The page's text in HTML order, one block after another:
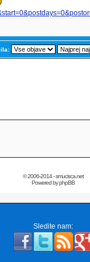
© 2006-2014 - smucisca.net
Powered by phpBB
Sledite nam: